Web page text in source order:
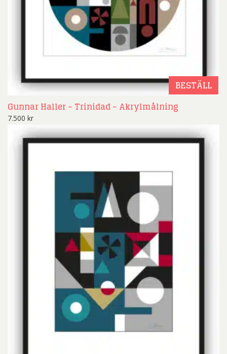
BESTÄLL
Gunnar Haller – Trinidad – Akrylmålning
7.500 kr